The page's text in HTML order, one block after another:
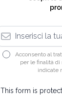
Acconsento al
per le finalità
indicate
This form is